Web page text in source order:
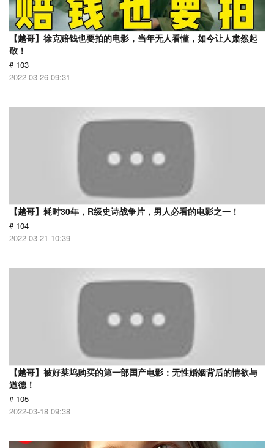
【越哥】徐克赔钱也要拍的电影，当年无人看懂，如今让人肃然起
敬！
# 103
2022-03-26 09:31
【越哥】耗时30年，R级史诗战争片，男人必看的电影之一！
# 104
2022-03-21 10:39
【越哥】被好莱坞购买的第一部国产电影：无性婚姻背后的情欲与
道德！
# 105
2022-03-18 09:38